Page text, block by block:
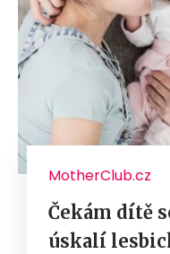
MotherClub.cz
Čekám dítě
úskalí